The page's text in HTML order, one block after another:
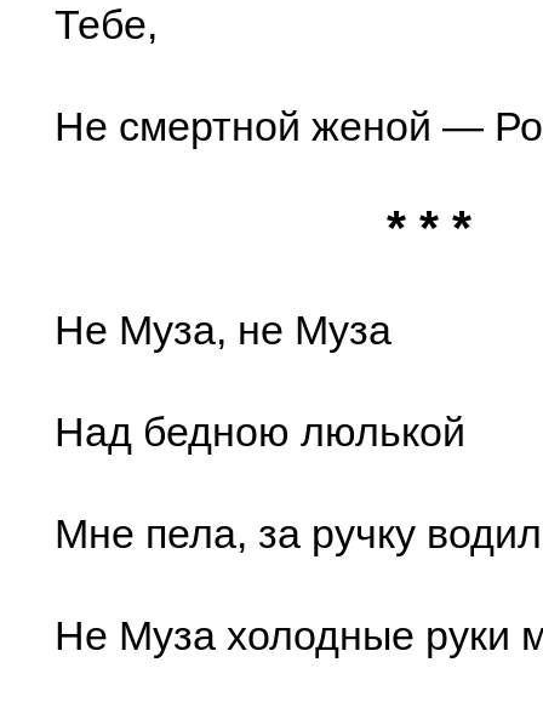
Тебе,
Не смертной женой —
* * *
Не Муза, не Муза
Над бедною люлькой
Мне пела, за ручку
Не Муза холодные руки